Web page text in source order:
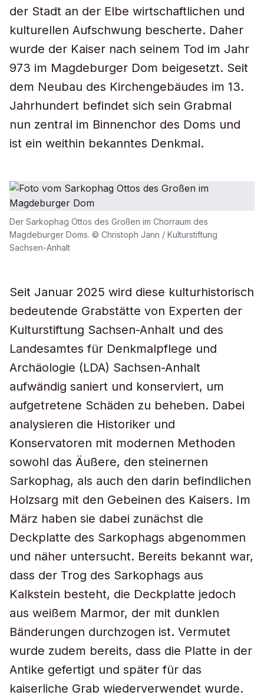
der Stadt an der Elbe wirtschaftlichen und
kulturellen Aufschwung bescherte. Daher
wurde der Kaiser nach seinem Tod im Jahr
973 im Magdeburger Dom beigesetzt. Seit
dem Neubau des Kirchengebäudes im 13.
Jahrhundert befindet sich sein Grabmal
nun zentral im Binnenchor des Doms und
ist ein weithin bekanntes Denkmal.
Der Sarkophag Ottos des Großen im Chorraum des
Magdeburger Doms. © Christoph Jann / Kulturstiftung
Sachsen-Anhalt
Seit Januar 2025 wird diese kulturhistorisch
bedeutende Grabstätte von Experten der
Kulturstiftung Sachsen-Anhalt und des
Landesamtes für Denkmalpflege und
Archäologie (LDA) Sachsen-Anhalt
aufwändig saniert und konserviert, um
aufgetretene Schäden zu beheben. Dabei
analysieren die Historiker und
Konservatoren mit modernen Methoden
sowohl das Äußere, den steinernen
Sarkophag, als auch den darin befindlichen
Holzsarg mit den Gebeinen des Kaisers. Im
März haben sie dabei zunächst die
Deckplatte des Sarkophags abgenommen
und näher untersucht. Bereits bekannt war,
dass der Trog des Sarkophags aus
Kalkstein besteht, die Deckplatte jedoch
aus weißem Marmor, der mit dunklen
Bänderungen durchzogen ist. Vermutet
wurde zudem bereits, dass die Platte in der
Antike gefertigt und später für das
kaiserliche Grab wiederverwendet wurde.